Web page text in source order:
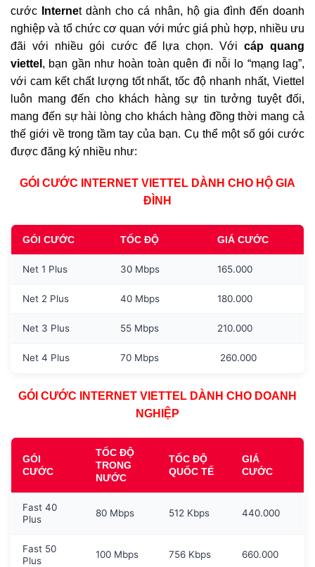
cước
Internet dành cho cá nhân, hộ gia đình đến doanh
nghiệp và tổ chức cơ quan với mức giá phù hợp, nhiều ưu
đãi với nhiều gói cước để lựa chọn. Vớicáp quang
viettel , bạn gần như hoàn toàn quên đi nỗi lo “mạng lag”,
với cam kết chất lượng tốt nhất, tốc độ nhanh nhất, Viettel
luôn mang đến cho khách hàng sự tin tưởng tuyệt đối,
mang đến sự hài lòng cho khách hàng đồng thời mang cả
thế giới về trong tầm tay của bạn. Cụ thể một số gói cước
được đăng ký nhiều như:
GÓI CƯỚC INTERNET VIETTEL DÀNH CHO HỘ GIA
ĐÌNH
GÓI CƯỚC TỐC ĐỘ GIÁ CƯỚC
Net 1 Plus 30 Mbps 165.000
Net 2 Plus 40 Mbps 180.000
Net 3 Plus 55 Mbps 210.000
Net 4 Plus 70 Mbps 260.000
GÓI CƯỚC INTERNET VIETTEL DÀNH CHO DOANH
NGHIỆP
GÓI
CƯỚC
TỐC ĐỘ
TRONG
NƯỚC
TỐC ĐỘ
QUỐC TẾ
GIÁ
CƯỚC
Fast 40
Plus
80 Mbps 512 Kbps 440.000
Fast 50
Plus
100 Mbps 756 Kbps 660.000